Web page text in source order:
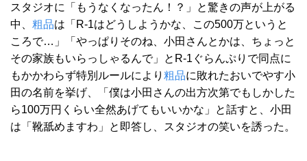
スタジオに「もうなくなったん！？」と驚きの声が上がる
中、 粗品は「R-1はどうしようかな、この500万というと
ころで…」「やっぱりそのね、小田さんとかは、ちょっと
その家族もいらっしゃるんで」とR-1ぐらんぷりで同点に
もかかわらず特別ルールにより 粗品に敗れたおいでやす小
田の名前を挙げ、「僕は小田さんの出方次第でもしかした
ら100万円くらい全然あげてもいいかな」と話すと、小田
は「靴舐めますわ」と即答し、スタジオの笑いを誘った。